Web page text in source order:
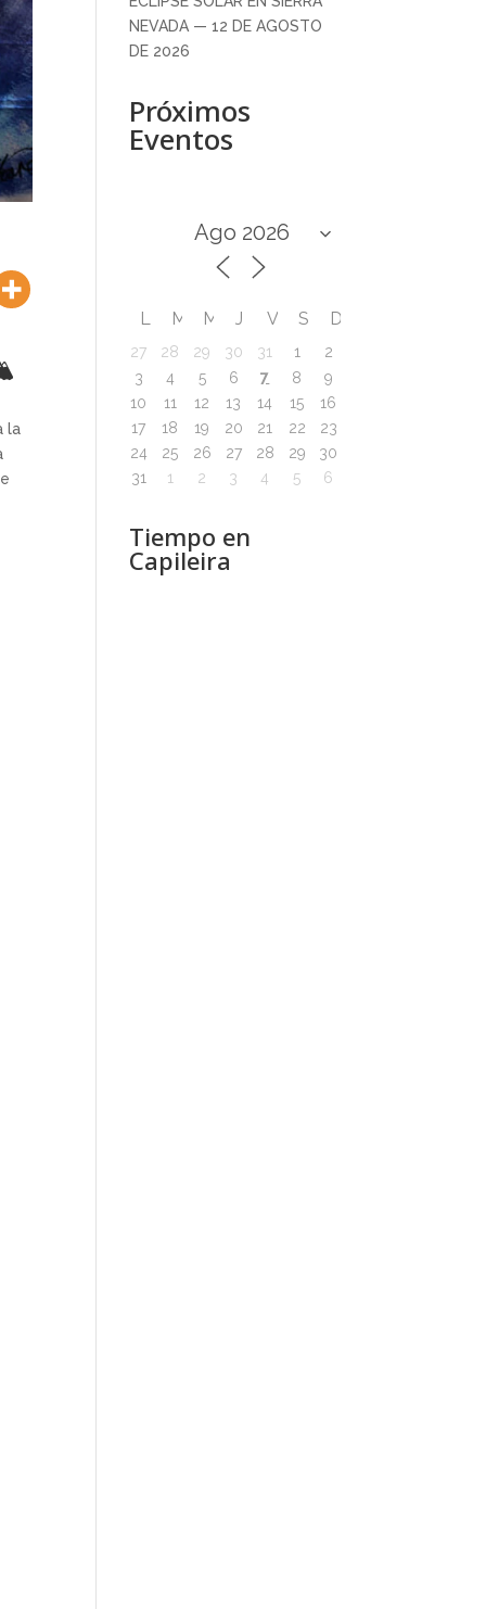
la
NEVADA — 12 DE AGOSTO
DE 2026
Próximos
Eventos
L M M J V S D
27 28 29 30 31 1
2
3
4 5 6 7 8
9
10
11 12 13 14 15
16
17
18 19 20 21 22
23
24
25 26 27 28 29
30
31
1 2 3 4 5 6
Tiempo en
Capileira